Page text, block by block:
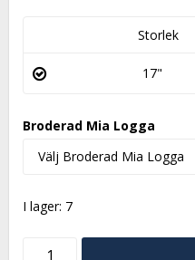
Storlek
17"
Broderad Mia Logga
I lager: 7